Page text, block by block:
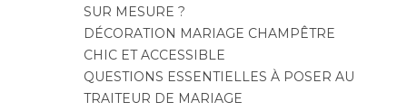
SUR MESURE ?
DÉCORATION MARIAGE CHAMPÊTRE
CHIC ET ACCESSIBLE
QUESTIONS ESSENTIELLES À POSER AU
TRAITEUR DE MARIAGE